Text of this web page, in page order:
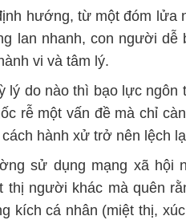
hướng, từ một đóm lửa
lan nhanh, con người dễ
vi và tâm lý.
lý do nào thì bạo lực
rễ một vấn đề mà chỉ
hành xử trở nên lệch
sử dụng mạng xã hội
thị người khác mà quên
kích cá nhân (miệt thị,